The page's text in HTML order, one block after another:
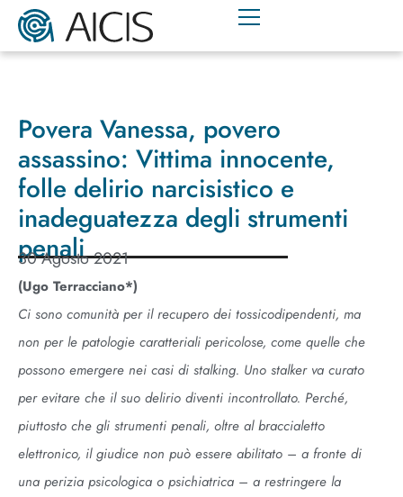
Povera Vanessa, povero
assassino: Vittima innocente,
folle delirio narcisistico e
inadeguatezza degli strumenti
penali
30 Agosto 2021
(Ugo Terracciano*)
Ci sono comunità per il recupero dei tossicodipendenti, ma
non per le patologie caratteriali pericolose, come quelle che
possono emergere nei casi di stalking. Uno stalker va curato
per evitare che il suo delirio diventi incontrollato. Perché,
piuttosto che gli strumenti penali, oltre al braccialetto
elettronico, il giudice non può essere abilitato – a fronte di
una perizia psicologica o psichiatrica – a restringere la